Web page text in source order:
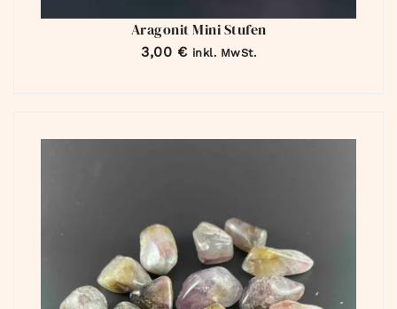
Aragonit Mini Stufen
3,00 € inkl. MwSt.